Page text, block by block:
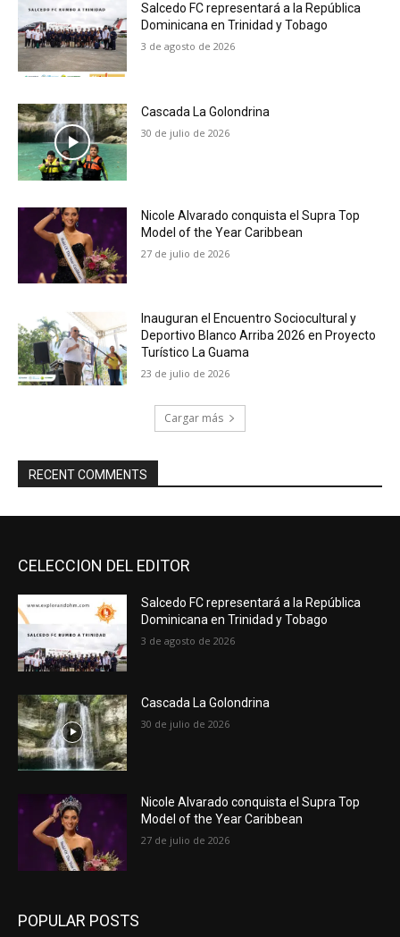
Salcedo FC representará a la República
Dominicana en Trinidad y Tobago
3 de agosto de 2026
Cascada La Golondrina
30 de julio de 2026
Nicole Alvarado conquista el Supra Top
Model of the Year Caribbean
27 de julio de 2026
Inauguran el Encuentro Sociocultural y
Deportivo Blanco Arriba 2026 en Proyecto
Turístico La Guama
23 de julio de 2026
Cargar más
RECENT COMMENTS
CELECCION DEL EDITOR
Salcedo FC representará a la República
Dominicana en Trinidad y Tobago
3 de agosto de 2026
Cascada La Golondrina
30 de julio de 2026
Nicole Alvarado conquista el Supra Top
Model of the Year Caribbean
27 de julio de 2026
POPULAR POSTS